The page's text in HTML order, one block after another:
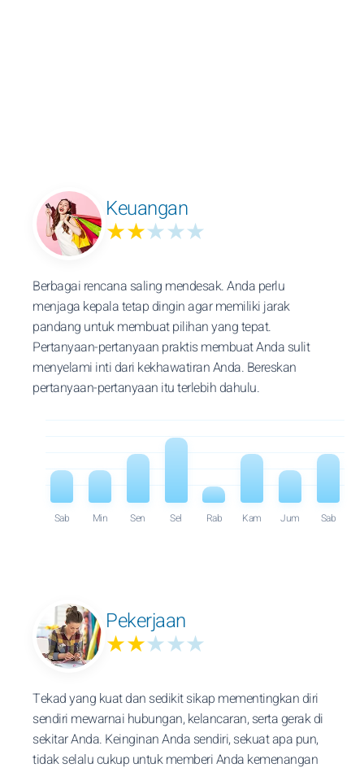
Keuangan
★★★★★
Berbagai rencana saling mendesak. Anda perlu
menjaga kepala tetap dingin agar memiliki jarak
pandang untuk membuat pilihan yang tepat.
Pertanyaan-pertanyaan praktis membuat Anda sulit
menyelami inti dari kekhawatiran Anda. Bereskan
pertanyaan-pertanyaan itu terlebih dahulu.
Sab Min Sen Sel Rab Kam Jum Sab
Pekerjaan
★★★★★
Tekad yang kuat dan sedikit sikap mementingkan diri
sendiri mewarnai hubungan, kelancaran, serta gerak di
sekitar Anda. Keinginan Anda sendiri, sekuat apa pun,
tidak selalu cukup untuk memberi Anda kemenangan